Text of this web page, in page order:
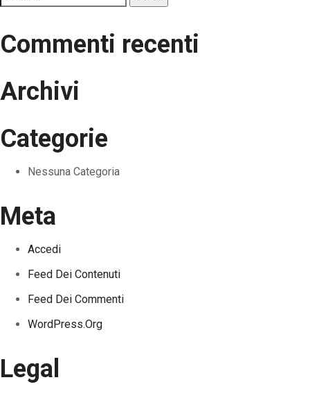
per:
Commenti recenti
Archivi
Categorie
Nessuna Categoria
Meta
Accedi
Feed Dei Contenuti
Feed Dei Commenti
WordPress.org
Legal